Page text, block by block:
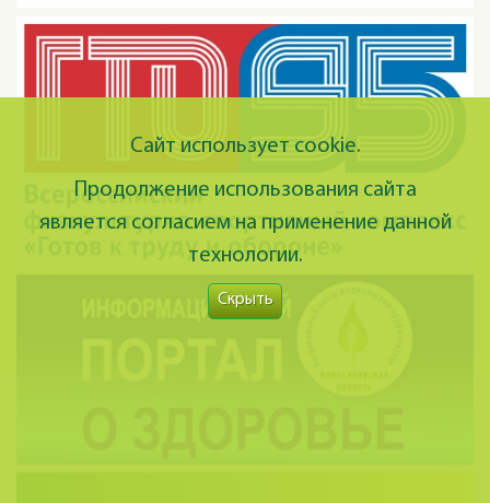
Сайт использует cookie.
Продолжение использования сайта
является согласием на применение данной
технологии.
Скрыть